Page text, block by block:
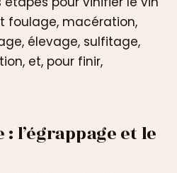
foulage, macération,
élevage, sulfitage,
et, pour finir,
l’égrappage et le